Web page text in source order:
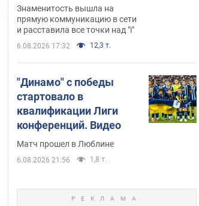
несправедливо
захейтили
Знаменитость вышла на
прямую коммуникацию в сети
и расставила все точки над "i"
6.08.2026 17:32 12,3 т.
"Динамо" с победы
стартовало в
квалификации Лиги
конференций. Видео
Матч прошел в Люблине
6.08.2026 21:56 1,8 т.